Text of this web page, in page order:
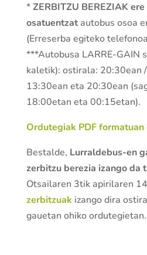
*ZERBITZU BEREZIAK
osatuentzatautobus osoa
(Erreserba egiteko
***Autobusa LARRE-GAIN
kaletik): ostirala: 20:30ean
13:30ean eta 20:30ean
18:00etan eta 00:15etan).
Ordutegiak PDF formatuan
Bestalde, Lurraldebus-en
zerbitzu berezia izangoda
Otsailaren 3tik apirilaren
zerbitzuak izango dira
gauetan ohiko ordutegietan.